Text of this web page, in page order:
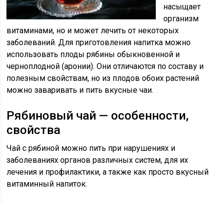
насыщает
организм
витаминами, но и может лечить от некоторых
заболеваний. Для приготовления напитка можно
использовать плоды рябины обыкновенной и
черноплодной (аронии). Они отличаются по составу и
полезным свойствам, но из плодов обоих растений
можно заваривать и пить вкусные чаи.
Рябиновый чай — особенности,
свойства
Чай с рябиной можно пить при нарушениях и
заболеваниях органов различных систем, для их
лечения и профилактики, а также как просто вкусный
витаминный напиток.